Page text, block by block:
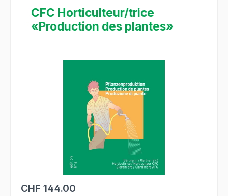
CFC Horticulteur/trice
«Production des plantes»
CHF 144.00